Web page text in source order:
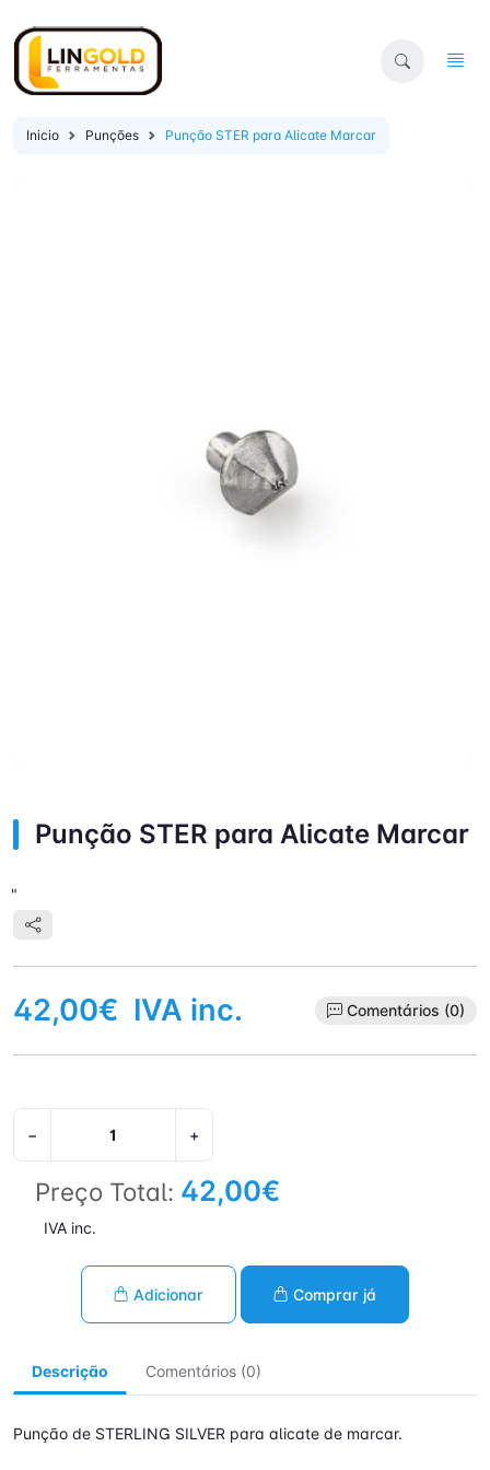
Inicio Punções Punção STER para Alicate Marcar
Punção STER para Alicate Marcar
"
42,00€ IVA inc. Comentários (0)
− +
Preço Total: 42,00€
IVA inc.
Adicionar Comprar já
Descrição Comentários (0)
Punção de STERLING SILVER para alicate de marcar.